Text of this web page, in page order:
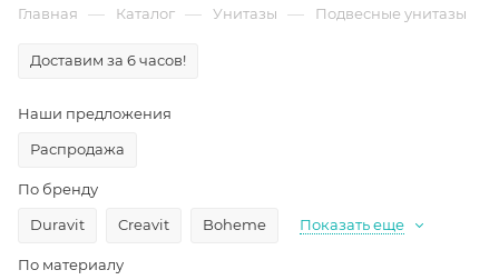
Главная — Каталог — Унитазы — Подвесные унитазы
Доставим за 6 часов!
Наши предложения
Распродажа
По бренду
Duravit
Creavit Boheme Показать еще
По материалу